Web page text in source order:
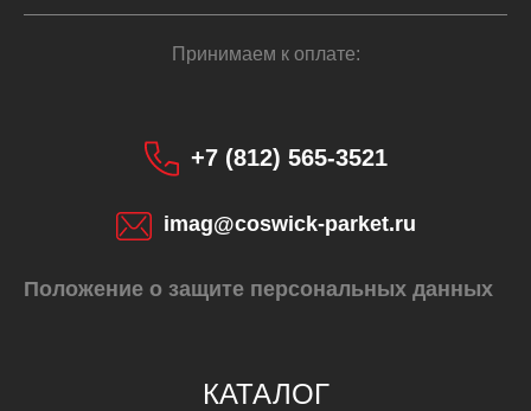
Принимаем к оплате:
+7 (812) 565-3521
imag@coswick-parket.ru
Положение о защите персональных данных
КАТАЛОГ